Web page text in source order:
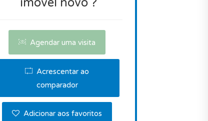
Agendar uma visita
Acrescentar ao
comparador
Adicionar aos favoritos